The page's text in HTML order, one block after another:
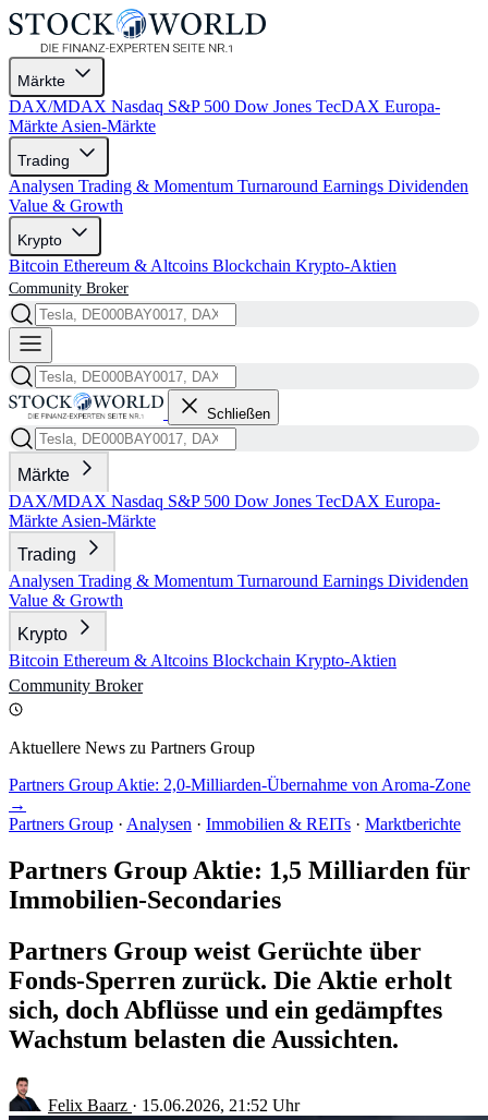
Märkte
DAX/MDAX Nasdaq S&P 500 Dow Jones TecDAX Europa-
Märkte Asien-Märkte
Trading
Analysen Trading & Momentum Turnaround Earnings Dividenden
Value & Growth
Krypto
Bitcoin Ethereum & Altcoins Blockchain Krypto-Aktien
Community Broker
Schließen
Märkte
DAX/MDAX Nasdaq S&P 500 Dow Jones TecDAX Europa-
Märkte Asien-Märkte
Trading
Analysen Trading & Momentum Turnaround Earnings Dividenden
Value & Growth
Krypto
Bitcoin Ethereum & Altcoins Blockchain Krypto-Aktien
Community Broker
Aktuellere News zu Partners Group
Partners Group Aktie: 2,0-Milliarden-Übernahme von Aroma-Zone
→
Partners Group · Analysen · Immobilien & REITs · Marktberichte
Partners Group Aktie: 1,5 Milliarden für
Immobilien-Secondaries
Partners Group weist Gerüchte über
Fonds-Sperren zurück. Die Aktie erholt
sich, doch Abflüsse und ein gedämpftes
Wachstum belasten die Aussichten.
Felix Baarz · 15.06.2026, 21:52 Uhr